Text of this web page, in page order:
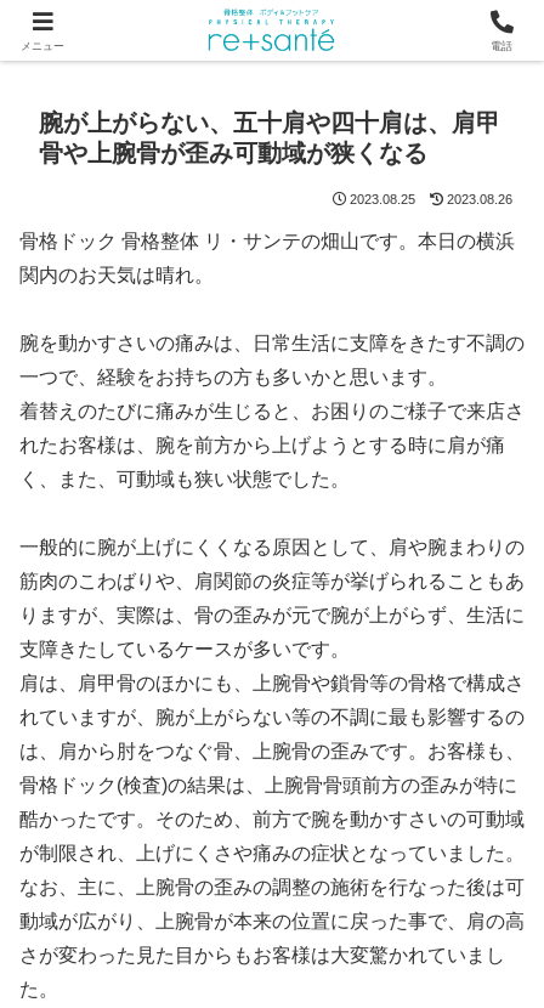
つらい首・肩こり・腰の痛みは、骨から見直す横浜市関内の整体
腕が上がらない、五十肩や四十肩は、肩甲
骨や上腕骨が歪み可動域が狭くなる
2023.08.25 2023.08.26
骨格ドック 骨格整体 リ・サンテの畑山です。本日の横浜
関内のお天気は晴れ。
腕を動かすさいの痛みは、日常生活に支障をきたす不調の
一つで、経験をお持ちの方も多いかと思います。
着替えのたびに痛みが生じると、お困りのご様子で来店さ
れたお客様は、腕を前方から上げようとする時に肩が痛
く、また、可動域も狭い状態でした。
一般的に腕が上げにくくなる原因として、肩や腕まわりの
筋肉のこわばりや、肩関節の炎症等が挙げられることもあ
りますが、実際は、骨の歪みが元で腕が上がらず、生活に
支障きたしているケースが多いです。
肩は、肩甲骨のほかにも、上腕骨や鎖骨等の骨格で構成さ
れていますが、腕が上がらない等の不調に最も影響するの
は、肩から肘をつなぐ骨、上腕骨の歪みです。お客様も、
骨格ドック(検査)の結果は、上腕骨骨頭前方の歪みが特に
酷かったです。そのため、前方で腕を動かすさいの可動域
が制限され、上げにくさや痛みの症状となっていました。
なお、主に、上腕骨の歪みの調整の施術を行なった後は可
動域が広がり、上腕骨が本来の位置に戻った事で、肩の高
さが変わった見た目からもお客様は大変驚かれていまし
た。
メニュー 電話